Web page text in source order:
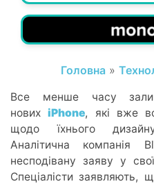
Головна »
Все менше часу
новихiPhone, які вже
щодо їхнього
Аналітична компанія
несподівану заяву у
Спеціалісти заявляють,